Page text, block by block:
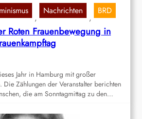
,
Nachrichten
,
BRD
Roten Frauenbewegung in
Jahr in Hamburg mit großer
Die Zählungen der Veranstalter berichten
die am Sonntagmittag zu den…